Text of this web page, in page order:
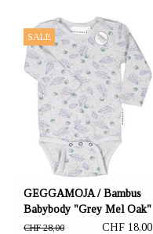
SALE
GEGGAMOJA / Bambus
Babybody "Grey Mel Oak"
CHF 28,00 CHF 18,00